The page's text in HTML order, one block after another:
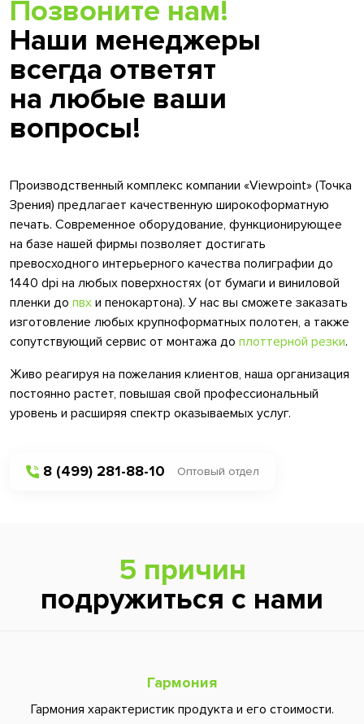
Позвоните нам!
Наши менеджеры
всегда ответят
на любые ваши
вопросы!
Производственный комплекс компании «Viewpoint» (Точка
Зрения) предлагает качественную широкоформатную
печать. Современное оборудование, функционирующее
на базе нашей фирмы позволяет достигать
превосходного интерьерного качества полиграфии до
1440 dpi на любых поверхностях (от бумаги и виниловой
пленки до пвх и пенокартона). У нас вы сможете заказать
изготовление любых крупноформатных полотен, а также
сопутствующий сервис от монтажа до плоттерной резки.
Живо реагируя на пожелания клиентов, наша организация
постоянно растет, повышая свой профессиональный
уровень и расширяя спектр оказываемых услуг.
8 (499) 281-88-10 Оптовый отдел
5 причин
подружиться с нами
Гармония
Гармония характеристик продукта и его стоимости.